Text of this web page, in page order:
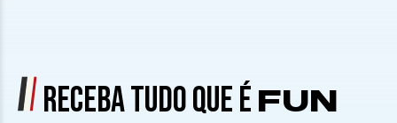
RECEBA TUDO QUE É FUN